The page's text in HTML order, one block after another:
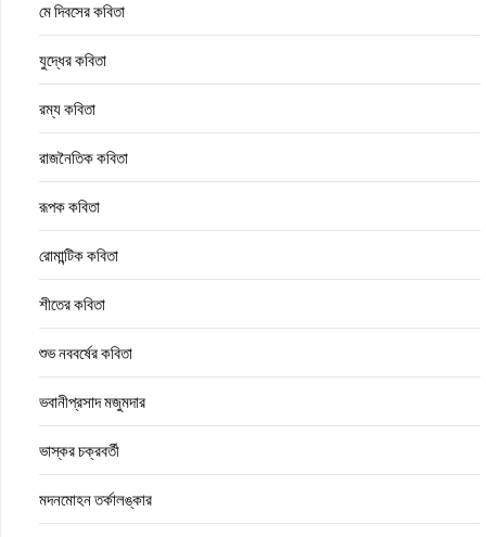
মে দিবসের কবিতা
যুদ্ধের কবিতা
রম্য কবিতা
রাজনৈতিক কবিতা
রূপক কবিতা
রোমান্টিক কবিতা
শীতের কবিতা
শুভ নববর্ষের কবিতা
ভবানীপ্রসাদ মজুমদার
ভাস্কর চক্রবর্তী
মদনমোহন তর্কালঙ্কার